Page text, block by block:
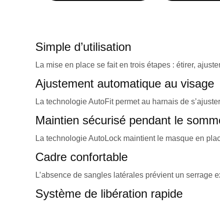
Simple d’utilisation
La mise en place se fait en trois étapes : étirer,
Ajustement automatique au visage
La technologie AutoFit permet au harnais de
Maintien sécurisé pendant le
La technologie AutoLock maintient le masque en
Cadre confortable
L’absence de sangles latérales prévient un serrage
Système de libération rapide